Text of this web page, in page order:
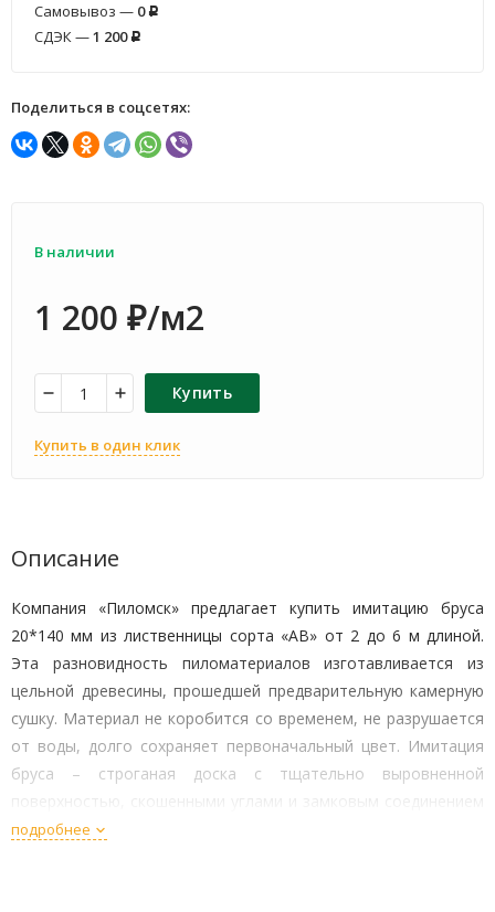
Самовывоз — 0 Р
СДЭК —1 200 Р
Поделиться в соцсетях:
В наличии
1 200 ₽/м2
Купить
Купить в один клик
Описание
Компания «Пиломск» предлагает купить имитацию бруса
20*140 мм из лиственницы сорта «АВ» от 2 до 6 м длиной.
Эта разновидность пиломатериалов изготавливается из
цельной древесины, прошедшей предварительную камерную
сушку. Материал не коробится со временем, не разрушается
от воды, долго сохраняет первоначальный цвет. Имитация
бруса – строганая доска с тщательно выровненной
шип-пах на верхней и нижней грани.
подробнее